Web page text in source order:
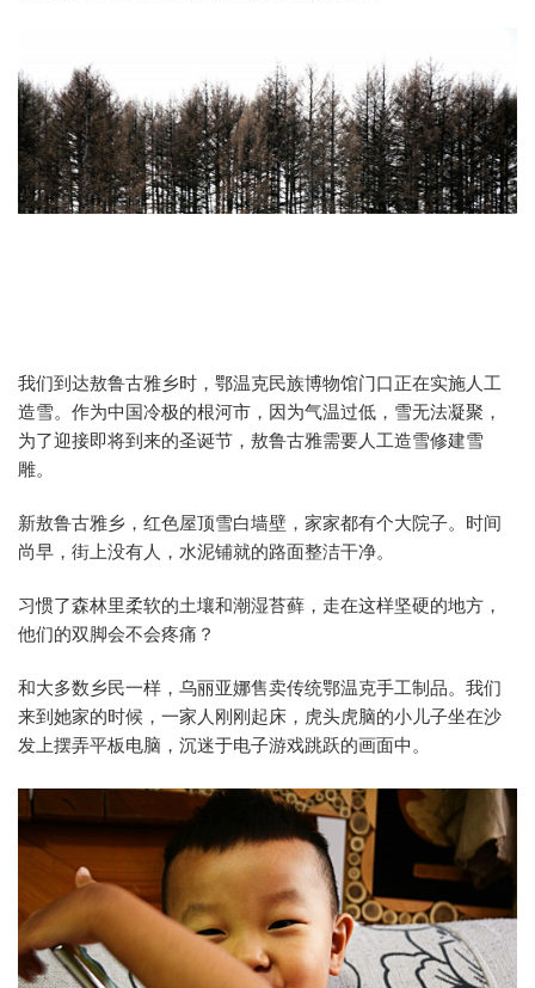
我们到达敖鲁古雅乡时，鄂温克民族博物馆门口正在实施人工
造雪。作为中国冷极的根河市，因为气温过低，雪无法凝聚，
为了迎接即将到来的圣诞节，敖鲁古雅需要人工造雪修建雪
雕。
新敖鲁古雅乡，红色屋顶雪白墙壁，家家都有个大院子。时间
尚早，街上没有人，水泥铺就的路面整洁干净。
习惯了森林里柔软的土壤和潮湿苔藓，走在这样坚硬的地方，
他们的双脚会不会疼痛？
和大多数乡民一样，乌丽亚娜售卖传统鄂温克手工制品。我们
来到她家的时候，一家人刚刚起床，虎头虎脑的小儿子坐在沙
发上摆弄平板电脑，沉迷于电子游戏跳跃的画面中。